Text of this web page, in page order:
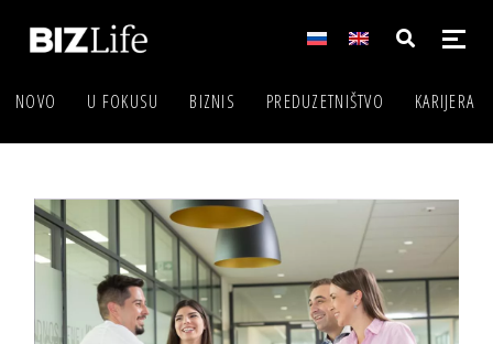
NOVO U FOKUSU BIZNIS PREDUZETNIŠTVO KARIJERA